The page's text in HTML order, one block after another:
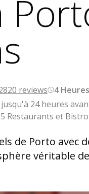
reviews 4 Heures
24 heures
Restaurants et
de Porto
véritable